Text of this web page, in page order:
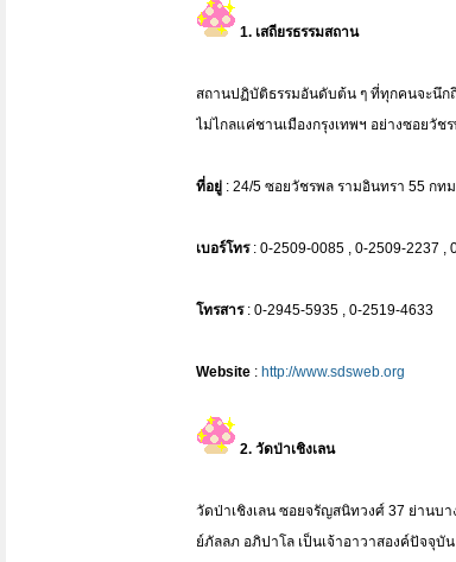
1. เสถียรธรรมสถาน
สถานปฏิบัติธรรมอันดับต้น ๆ ที่ทุกคนจะนึก
ไม่ไกลแค่ชานเมืองกรุงเทพฯ อย่างซอยวั
ที่อยู่ : 24/5 ซอยวัชรพล รามอินทรา 55 กท
เบอร์โทร: 0-2509-0085 , 0-2509-2237 ,
โทรสาร: 0-2945-5935 , 0-2519-4633
Website : http://www.sdsweb.org
2. วัดป่าเชิงเลน
วัดป่าเชิงเลน ซอยจรัญสนิทวงศ์ 37 ย่านบ
ย์ภัลลภ อภิปาโล เป็นเจ้าอาวาสองค์ปัจจุบั